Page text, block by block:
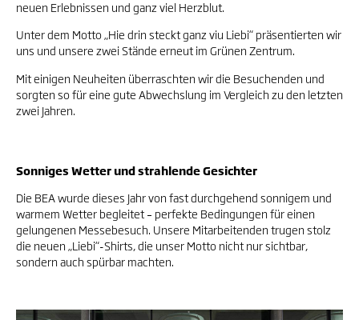
neuen Erlebnissen und ganz viel Herzblut.
Unter dem Motto „Hie drin steckt ganz viu Liebi“ präsentierten wir
uns und unsere zwei Stände erneut im Grünen Zentrum.
Mit einigen Neuheiten überraschten wir die Besuchenden und
sorgten so für eine gute Abwechslung im Vergleich zu den letzten
zwei Jahren.
Sonniges Wetter und strahlende Gesichter
Die BEA wurde dieses Jahr von fast durchgehend sonnigem und
warmem Wetter begleitet – perfekte Bedingungen für einen
gelungenen Messebesuch. Unsere Mitarbeitenden trugen stolz
die neuen „Liebi“-Shirts, die unser Motto nicht nur sichtbar,
sondern auch spürbar machten.